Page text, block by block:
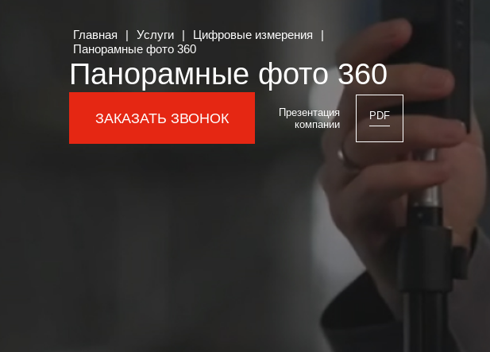
Главная | Услуги | Цифровые измерения
|
Панорамные фото 360
Панорамные фото 360
ЗАКАЗАТЬ ЗВОНОК
Презентация
компании
PDF